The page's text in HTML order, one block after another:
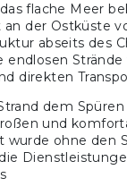
flache Meer
der
abseits des
direkten
dem
und
ohne